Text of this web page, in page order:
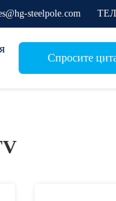
steelpole.com
Спросите